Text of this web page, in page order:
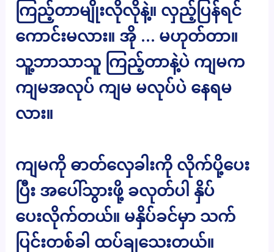
ကြည့်တာမျိုးလိုလိုနဲ့။ လှည့်ပြန်ရင်
ကောင်းမလား။ အို … မဟုတ်တာ။
သူ့ဘာသာသူ ကြည့်တာနဲ့ပဲ ကျမက
ကျမအလုပ် ကျမ မလုပ်ပဲ နေရမ
လား။
ကျမကို ဓာတ်လှေခါးကို လိုက်ပို့ပေး
ပြီး အပေါ်သွားဖို့ ခလုတ်ပါ နှိပ်
ပေးလိုက်တယ်။ မနှိပ်ခင်မှာ သက်
ပြင်းတစ်ခါ ထပ်ချသေးတယ်။